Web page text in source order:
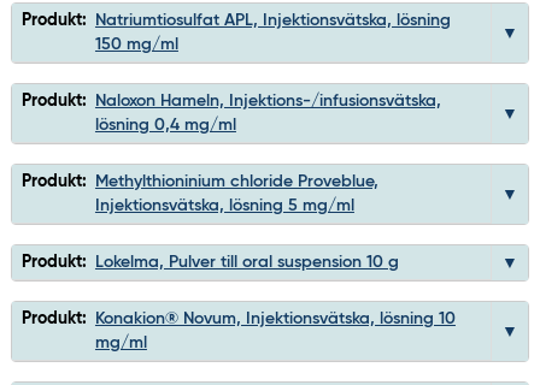
Produkt:
Natriumtiosulfat APL, Injektionsvätska, lösning
150 mg/ml
Produkt:
Naloxon Hameln, Injektions-/infusionsvätska,
lösning 0,4 mg/ml
Produkt:
Methylthioninium chloride Proveblue,
Injektionsvätska, lösning 5 mg/ml
Produkt: Lokelma, Pulver till oral suspension 10 g
Produkt:
Konakion® Novum, Injektionsvätska, lösning 10
mg/ml